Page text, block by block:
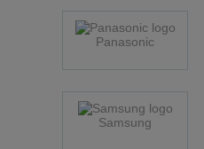
Panasonic
Samsung